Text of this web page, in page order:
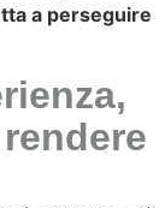
a perseguire